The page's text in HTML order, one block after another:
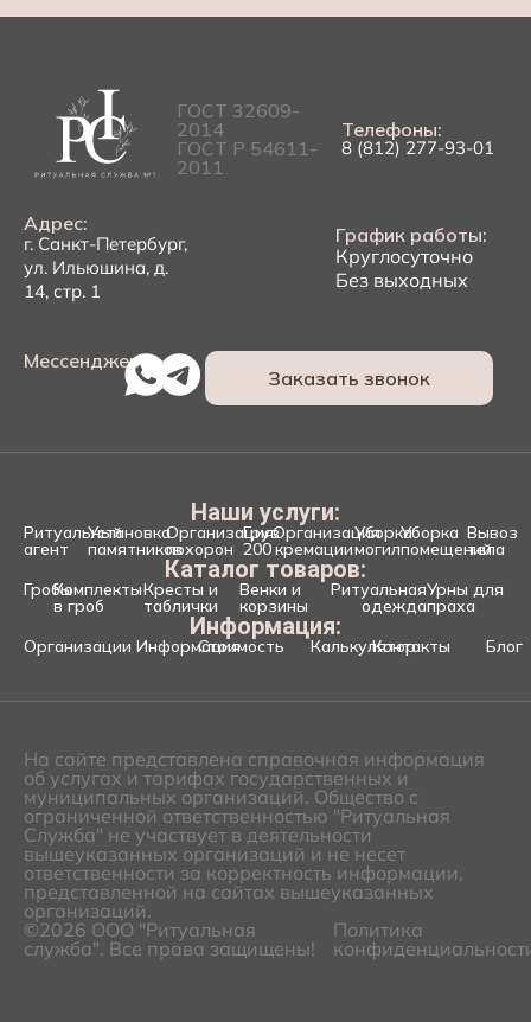
ГОСТ 32609-
2014
ГОСТ Р 54611-
2011
Телефоны:
8 (812) 277-93-01
Адрес:
г. Санкт-Петербург,
ул. Ильюшина, д.
14, стр. 1
График работы:
Круглосуточно
Без выходных
Мессенджеры:
Заказать звонок
Наши услуги:
Ритуальный
агент
Установка
памятников
Организация
похорон
Груз
200
Организация
кремации
Уборка
могил
Уборка
помещений
Вывоз
тела
Каталог товаров:
ГробыКомплекты
в гроб
Кресты и
таблички
Венки и
корзины
Ритуальная
одежда
Урны для
праха
Информация:
Организации ИнформацияСтоимость Калькулятор
Контакты Блог
На сайте представлена справочная информация
об услугах и тарифах государственных и
муниципальных организаций. Общество с
ограниченной ответственностью "Ритуальная
Служба" не участвует в деятельности
вышеуказанных организаций и не несет
ответственности за корректность информации,
представленной на сайтах вышеуказанных
организаций.
©2026 ООО "Ритуальная
служба". Все права защищены!
Политика